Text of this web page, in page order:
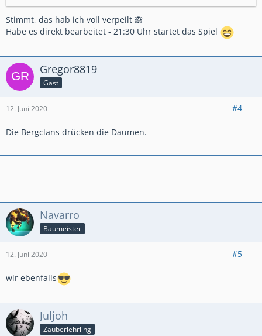
Stimmt, das hab ich voll verpeilt 🙈
Habe es direkt bearbeitet - 21:30 Uhr startet das Spiel
Gregor8819
Gast
12. Juni 2020 #4
Die Bergclans drücken die Daumen.
Navarro
Baumeister
12. Juni 2020 #5
wir ebenfalls
Juljoh
Zauberlehrling